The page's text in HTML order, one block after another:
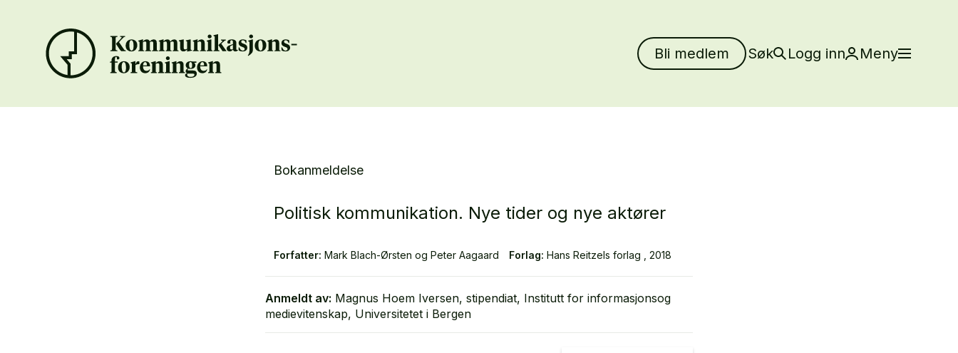
Bli medlem Søk Logg inn Meny
Bokanmeldelse
Politisk kommunikation. Nye tider og nye aktører
Forfatter: Mark Blach-Ørsten og Peter Aagaard Forlag: Hans Reitzels forlag , 2018
Anmeldt av: Magnus Hoem Iversen, stipendiat, Institutt for informasjonsog
medievitenskap, Universitetet i Bergen